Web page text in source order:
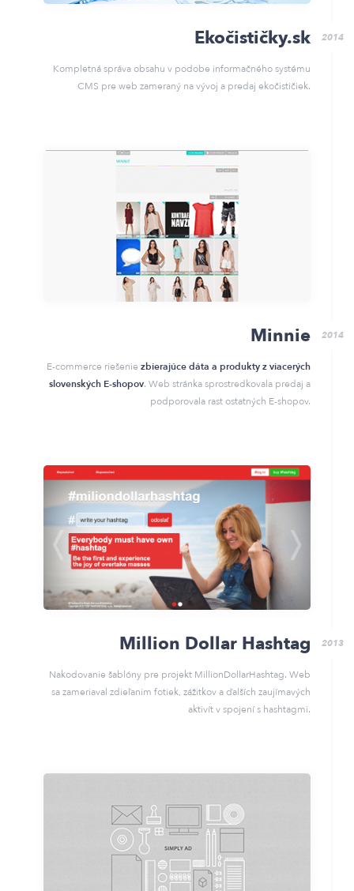
2014
Ekočističky.sk
Kompletná správa obsahu v podobe informačného systému
CMS pre web zameraný na vývoj a predaj ekočističiek.
2014
Minnie
E-commerce riešenie zbierajúce dáta a produktyz viacerých
slovenských E-shopov. Web stránka sprostredkovala predaj a
podporovala rast ostatných E-shopov.
2013
Million Dollar Hashtag
Nakodovanie šablóny pre projekt MillionDollarHashtag. Web
sa zameriaval zdieľanim fotiek, zážitkov a ďalších zaujímavých
aktivít v spojení s hashtagmi.